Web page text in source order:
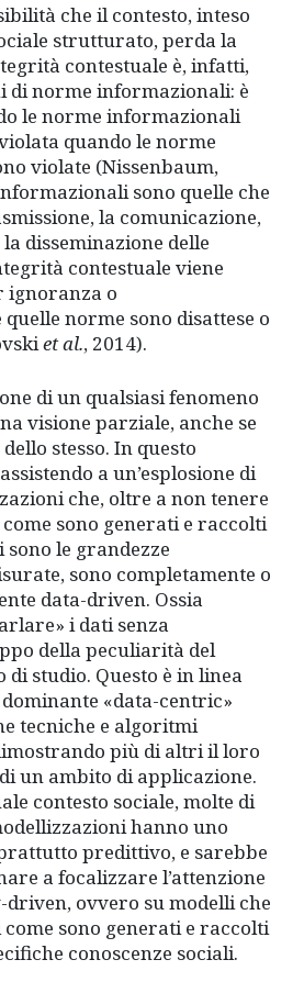
che il contesto, inteso
strutturato, perda la
contestuale è, infatti,
di norme informazionali: è
le norme informazionali
quando le norme
violate (Nissenbaum,
sono quelle che
la comunicazione,
disseminazione delle
contestuale viene
ignoranza o
norme sono disattese o
et al., 2014).
di un qualsiasi fenomeno
visione parziale, anche se
stesso. In questo
a un’esplosione di
che, oltre a non tenere
sono generati e raccolti
le grandezze
sono completamente o
data-driven. Ossia
i dati senza
della peculiarità del
di studio. Questo è in linea
«data-centric»
tecniche e algoritmi
più di altri il loro
un ambito di applicazione.
contesto sociale, molte di
hanno uno
predittivo, e sarebbe
a focalizzare l’attenzione
ovvero su modelli che
sono generati e raccolti
conoscenze sociali.